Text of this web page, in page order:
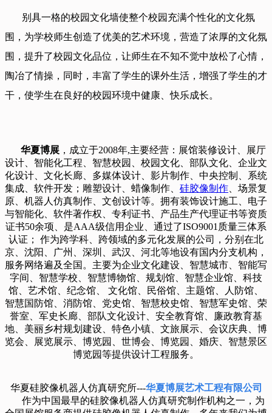
别具一格的校园文化墙使整个校园充满个性化的文化氛
围，为学校师生创造了优美的艺术环境，营造了浓厚的文化氛
围，提升了校园文化品位，让师生在不知不觉中放松了心情，
陶冶了情操，同时，丰富了学生的课外生活，增强了学生的才
干，使学生在良好的校园环境中健康、快乐成长。
华夏博展 ，成立于2008年,主要经营：展馆装修设计、展厅
设计、智能化工程、智慧校园、校园文化、部队文化、企业文
化设计、文化长廊、多媒体设计、影片制作、中央控制、系统
集成、软件开发；雕塑设计、蜡像制作、 硅胶像制作 、场景复
原、机器人仿真制作、文创设计等。拥有装饰设计施工、电子
与智能化、软件著作权、专利证书、产品生产代理证书等资质
证书50余项、是AAA级信用企业、通过了ISO9001质量三体系
认证； 作为跨学科、跨领域的多元化发展的公司，分别在北
京、沈阳、广州、深圳、武汉、河北等地设有国内分支机构，
服务网络遍及全国。主要为企业文化建设、智慧城市、智能写
字间、智慧学校、智慧博物馆、规划馆、智慧企业馆、科技
馆、艺术馆、纪念馆、 文化馆、民俗馆、主题馆、人防馆、
智慧国防馆、消防馆、党史馆、智慧校史馆、智慧军史馆、荣
誉室、军史长廊、部队文化设计、安全教育馆、廉政教育基
地、美丽乡村规划建设、特色小镇、文旅展示、会议庆典、博
览会、展览展示、博览园、世博会、博览园、婚庆、智慧景区
博览园等提供设计工程服务。
华夏硅胶像机器人仿真研究所---华夏博展艺术工程有限公司
作为中国最早的硅胶像机器人仿真研究制作机构之一，为